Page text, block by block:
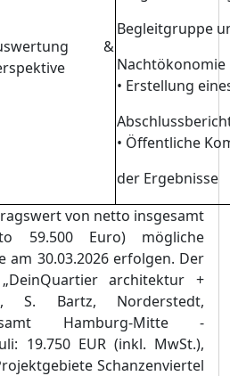
&
Begleitgruppe
Nachtökonomie
• Erstellung
• Öffentliche
der Ergebnisse
von netto insgesamt
59.500 Euro) mögliche
am 30.03.2026 erfolgen. Der
DeinQuartier architektur +
, S. Bartz, Norderstedt,
Hamburg-Mitte -
19.750 EUR (inkl. MwSt.),
Schanzenviertel